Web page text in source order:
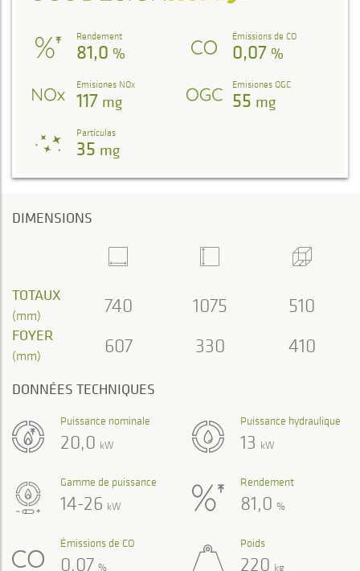
Rendement
81,0 %
Émissions de CO
0,07 %
Emisiones NOx
117 mg
Emisiones OGC
55 mg
Partículas
35 mg
DIMENSIONS
TOTAUX
(mm) 740 1075 510
FOYER
(mm) 607 330 410
DONNÉES TECHNIQUES
Gamme de puissance
14-26 kW
Puissance nominale
20,0 kW
Puissance hydraulique
13 kW
Rendement
81,0 %
Émissions de CO
0,07 %
Poids
220 kg